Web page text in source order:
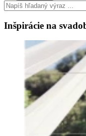
Inšpirácie na